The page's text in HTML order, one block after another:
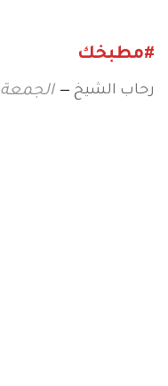
#مطبخك
رحاب الشيخ الجمعة 1 ابريل 2022 12:58